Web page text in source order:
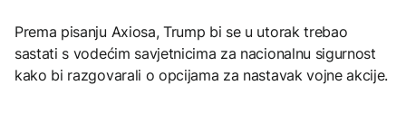
Prema pisanju Axiosa, Trump bi se u utorak trebao
sastati s vodećim savjetnicima za nacionalnu sigurnost
kako bi razgovarali o opcijama za nastavak vojne akcije.